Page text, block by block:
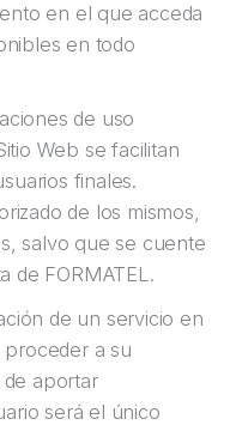
en el que acceda
en todo
de uso
Web se facilitan
finales.
de los mismos,
salvo que se cuente
de FORMATEL.
de un servicio en
proceder a su
aportar
será el único